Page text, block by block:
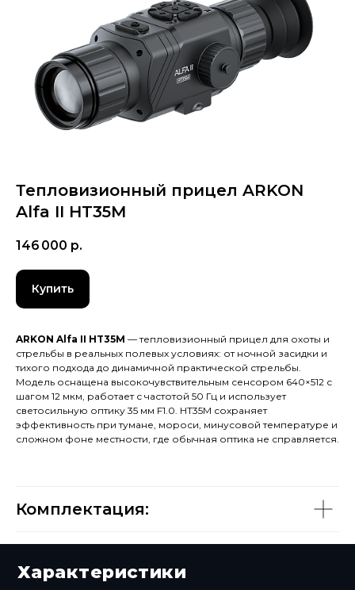
Тепловизионный прицел ARKON
Alfa II HT35M
146 000 р.
Купить
ARKON Alfa II HT35M — тепловизионный прицел для охоты и
стрельбы в реальных полевых условиях: от ночной засидки и
тихого подхода до динамичной практической стрельбы.
Модель оснащена высокочувствительным сенсором 640×512 с
шагом 12 мкм, работает с частотой 50 Гц и использует
светосильную оптику 35 мм F1.0. HT35M сохраняет
эффективность при тумане, мороси, минусовой температуре и
сложном фоне местности, где обычная оптика не справляется.
Комплектация:
Характеристики